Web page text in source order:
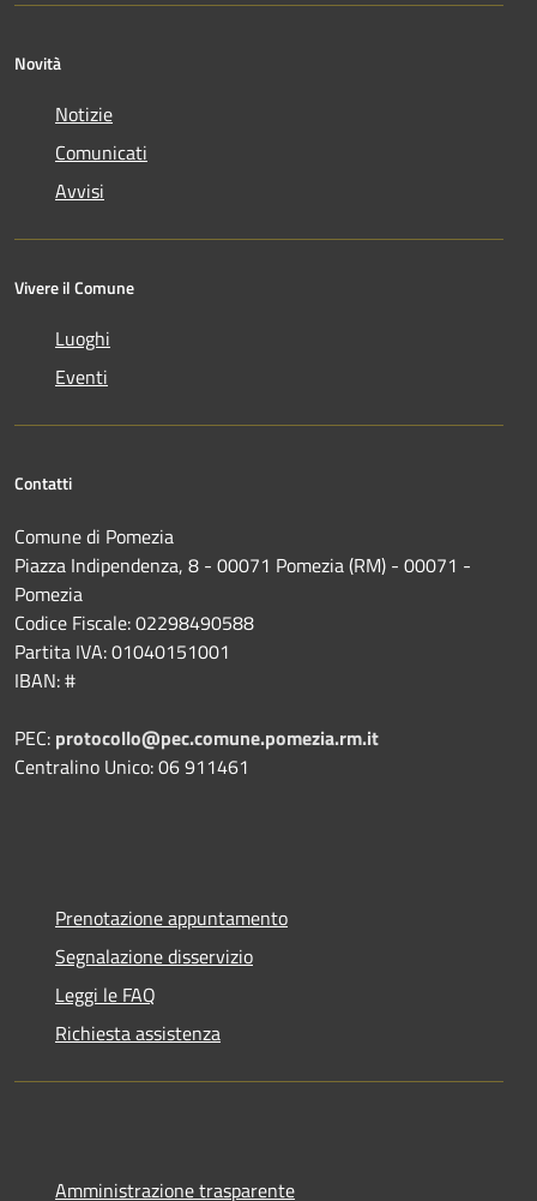
Novità
Notizie
Comunicati
Avvisi
Vivere il Comune
Luoghi
Eventi
Contatti
Comune di Pomezia
Piazza Indipendenza, 8 - 00071 Pomezia (RM) - 00071 -
Pomezia
Codice Fiscale: 02298490588
Partita IVA: 01040151001
IBAN: #
PEC: protocollo@pec.comune.pomezia.rm.it
Centralino Unico: 06 911461
Prenotazione appuntamento
Segnalazione disservizio
Leggi le FAQ
Richiesta assistenza
Amministrazione trasparente